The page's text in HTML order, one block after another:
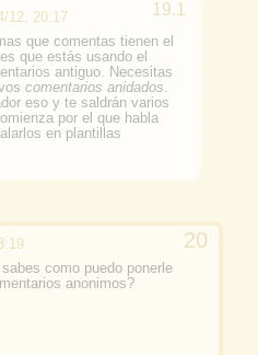
12, 20:17
que comentas tienen el
que estás usando el
antiguo. Necesitas
comentarios anidados
eso y te saldrán varios
por el que habla
en plantillas
como puedo ponerle
anonimos?